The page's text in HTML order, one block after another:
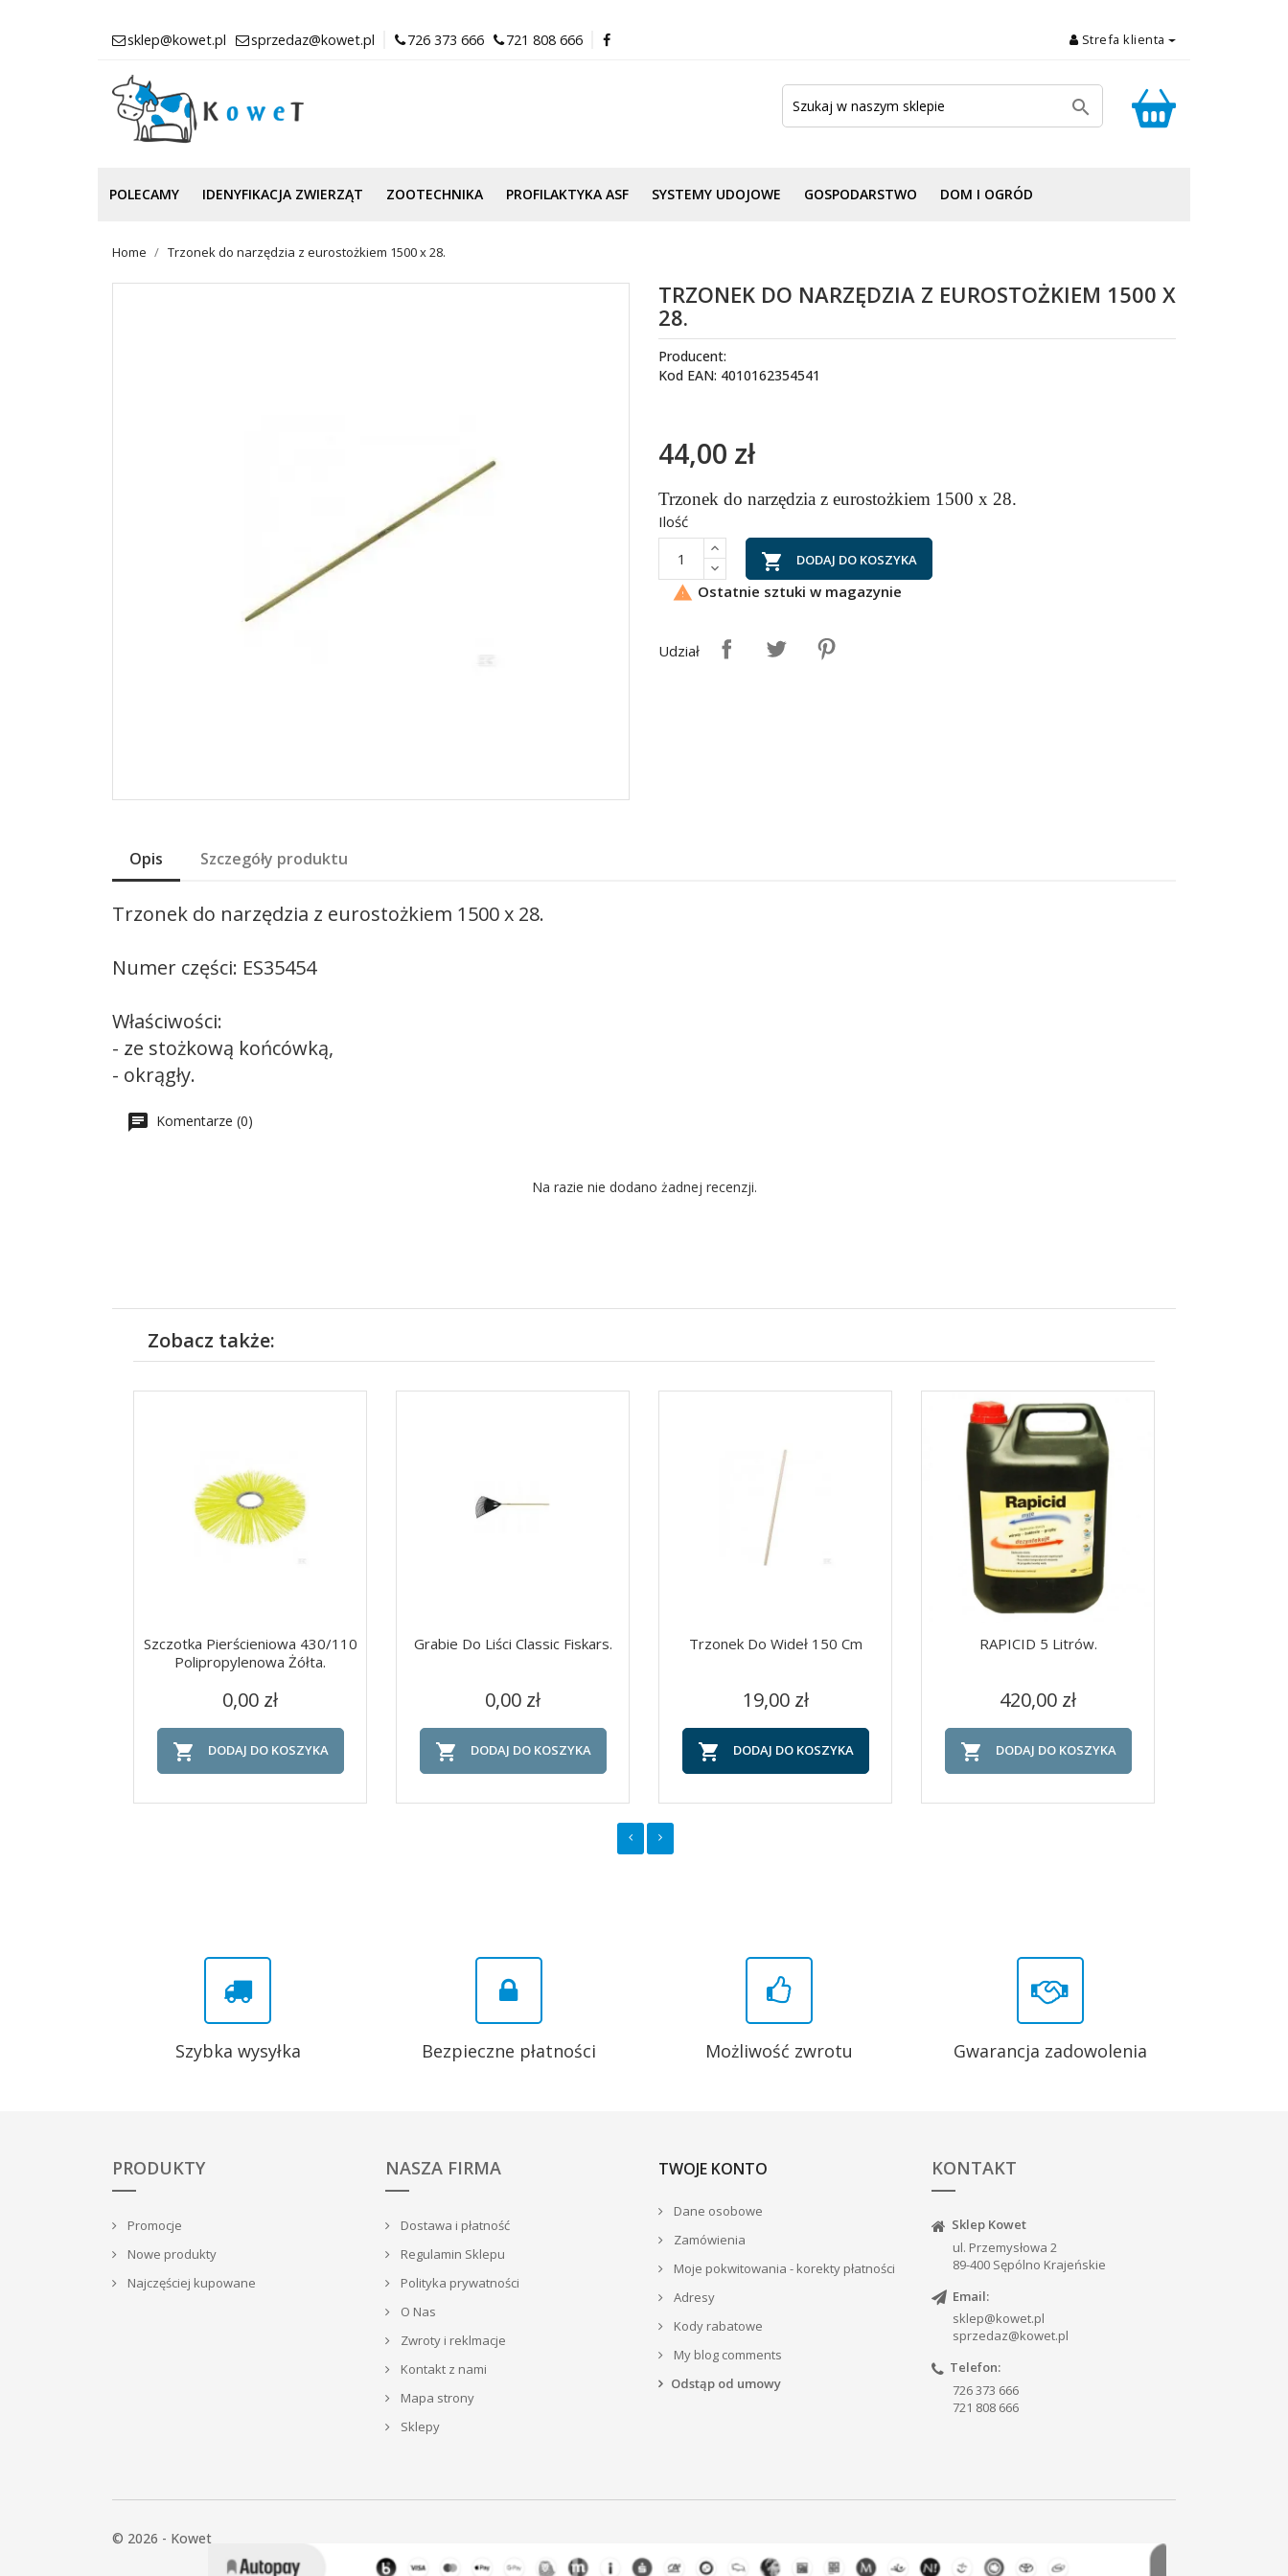
sklep@kowet.pl sprzedaz@kowet.pl 726 373 666 721 808 666 Strefa klienta

POLECAMY IDENYFIKACJA ZWIERZĄT ZOOTECHNIKA PROFILAKTYKA ASF SYSTEMY UDOJOWE GOSPODARSTWO DOM I OGRÓD
Home Trzonek do narzędzia z eurostożkiem 1500 x 28.
TRZONEK DO NARZĘDZIA Z EUROSTOŻKIEM 1500 X
28.
Producent:
Kod EAN: 4010162354541
44,00 zł
Trzonek do narzędzia z eurostożkiem 1500 x 28.
Ilość
 DODAJ DO KOSZYKA
 Ostatnie sztuki w magazynie
Udział
Opis Szczegóły produktu
Trzonek do narzędzia z eurostożkiem 1500 x 28.
Numer części: ES35454
Właściwości:
- ze stożkową końcówką,
- okrągły.
Komentarze (0)
Na razie nie dodano żadnej recenzji.
Zobacz także:
Szybki podgląd
Szczotka Pierścieniowa 430/110
Polipropylenowa Żółta.
Cena
0,00 zł
 DODAJ DO KOSZYKA
Szybki podgląd
Grabie Do Liści Classic Fiskars.
Cena
0,00 zł
 DODAJ DO KOSZYKA
Szybki podgląd
Trzonek Do Wideł 150 Cm
Cena
19,00 zł
 DODAJ DO KOSZYKA
Szybki podgląd
RAPICID 5 Litrów.
Cena
420,00 zł
 DODAJ DO KOSZYKA
Szybka wysyłka Bezpieczne płatności Możliwość zwrotu Gwarancja zadowolenia
PRODUKTY
Promocje
Nowe produkty
Najczęściej kupowane
NASZA FIRMA
Dostawa i płatność
Regulamin Sklepu
Polityka prywatności
O Nas
Zwroty i reklmacje
Kontakt z nami
Mapa strony
Sklepy
TWOJE KONTO
Dane osobowe
Zamówienia
Moje pokwitowania - korekty płatności
Adresy
Kody rabatowe
My blog comments
Odstąp od umowy
KONTAKT
Sklep Kowet
ul. Przemysłowa 2
89-400 Sępólno Krajeńskie
Email:
sklep@kowet.pl
sprzedaz@kowet.pl
Telefon:
726 373 666
721 808 666
© 2026 - Kowet